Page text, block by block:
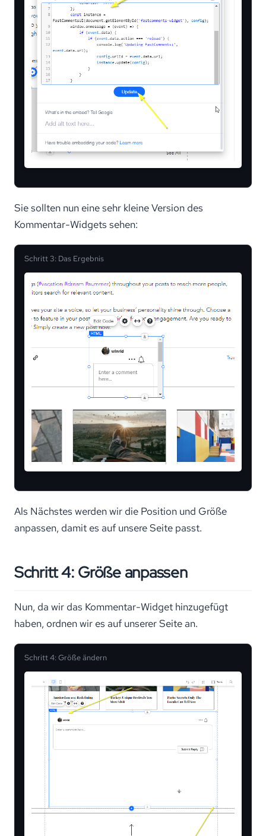
Sie sollten nun eine sehr kleine Version des
Kommentar-Widgets sehen:
Schritt 3: Das Ergebnis
Als Nächstes werden wir die Position und Größe
anpassen, damit es auf unsere Seite passt.
Schritt 4: Größe anpassen
Nun, da wir das Kommentar-Widget hinzugefügt
haben, ordnen wir es auf unserer Seite an.
Schritt 4: Größe ändern